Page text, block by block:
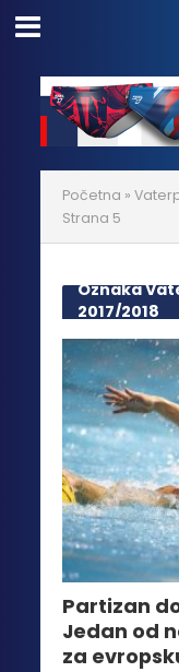
Početna »
Strana 5
Oznaka
2017/2018
Partizan
Jedan od
za